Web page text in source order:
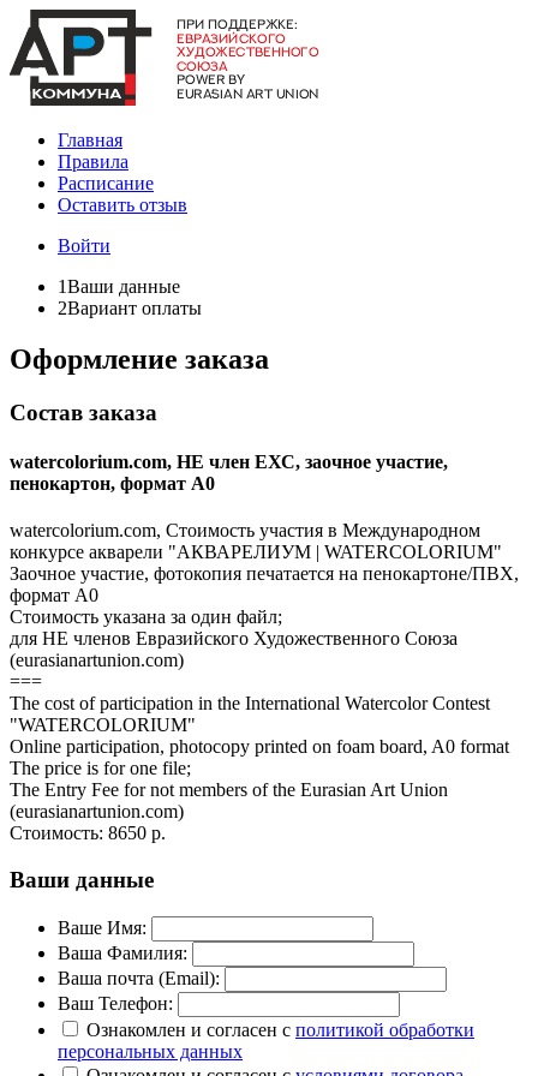
Главная
Правила
Расписание
Оставить отзыв
Войти
1Ваши данные
2Вариант оплаты
Оформление заказа
Состав заказа
watercolorium.com, НЕ член ЕХС, заочное участие,
пенокартон, формат А0
watercolorium.com, Стоимость участия в Международном
конкурсе акварели "АКВАРЕЛИУМ | WATERCOLORIUM"
Заочное участие, фотокопия печатается на пенокартоне/ПВХ,
формат А0
Стоимость указана за один файл;
для НЕ членов Евразийского Художественного Союза
(eurasianartunion.com)
===
The cost of participation in the International Watercolor Contest
"WATERCOLORIUM"
Online participation, photocopy printed on foam board, A0 format
The price is for one file;
The Entry Fee for not members of the Eurasian Art Union
(eurasianartunion.com)
Стоимость: 8650 р.
Ваши данные
Ваше Имя:
Ваша Фамилия:
Ваша почта (Email):
Ваш Телефон:
Ознакомлен и согласен с политикой обработки
персональных данных